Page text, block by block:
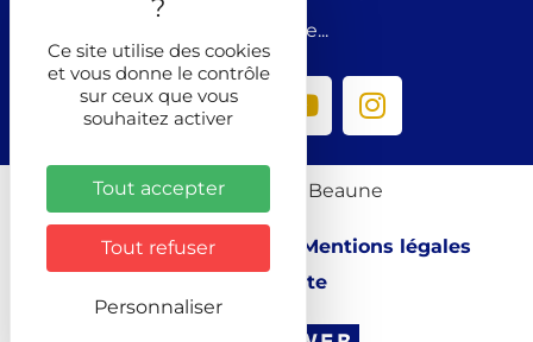
Nous suivre...
© 2026 - Ville de Beaune
Contacter la Mairie
Mentions légales
Plan du site
Ce site utilise des cookies
et vous donne le contrôle
sur ceux que vous
souhaitez activer
Tout accepter
Tout refuser
Personnaliser